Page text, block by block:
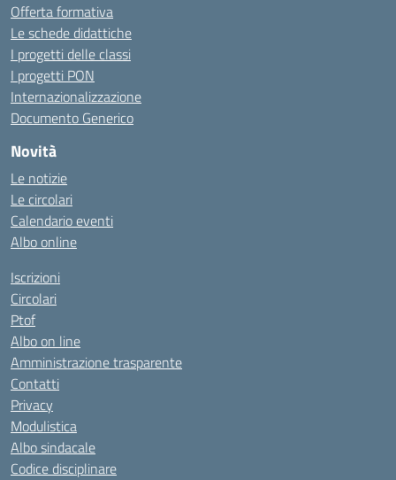
Offerta formativa
Le schede didattiche
I progetti delle classi
I progetti PON
Internazionalizzazione
Documento Generico
Novità
Le notizie
Le circolari
Calendario eventi
Albo online
Iscrizioni
Circolari
Ptof
Albo on line
Amministrazione trasparente
Contatti
Privacy
Modulistica
Albo sindacale
Codice disciplinare